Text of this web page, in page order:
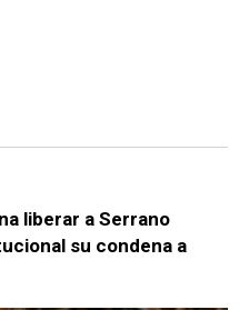
liberar a Serrano
su condena a